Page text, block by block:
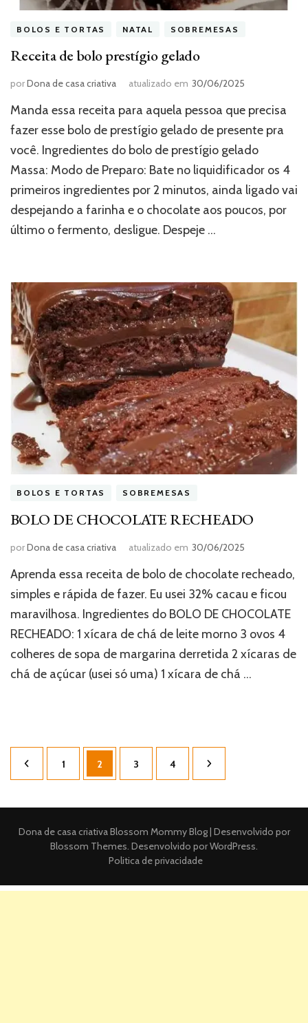
BOLOS E TORTAS NATAL SOBREMESAS
Receita de bolo prestígio gelado
porDona de casa criativa atualizado em 30/06/2025
Manda essa receita para aquela pessoa que precisa
fazer esse bolo de prestígio gelado de presente pra
você. Ingredientes do bolo de prestígio gelado
Massa: Modo de Preparo: Bate no liquidificador os 4
primeiros ingredientes por 2 minutos, ainda ligado vai
despejando a farinha e o chocolate aos poucos, por
último o fermento, desligue. Despeje …
BOLOS E TORTAS SOBREMESAS
BOLO DE CHOCOLATE RECHEADO
porDona de casa criativa atualizado em 30/06/2025
Aprenda essa receita de bolo de chocolate recheado,
simples e rápida de fazer. Eu usei 32% cacau e ficou
maravilhosa. Ingredientes do BOLO DE CHOCOLATE
RECHEADO: 1 xícara de chá de leite morno 3 ovos 4
colheres de sopa de margarina derretida 2 xícaras de
chá de açúcar (usei só uma) 1 xícara de chá …
Paginação
de
Página
1 Página
2 Página
3 Página
4
Dona de casa criativaBlossom Mommy Blog | Desenvolvido por
Blossom Themes . Desenvolvido porWordPress
Politica de privacidade